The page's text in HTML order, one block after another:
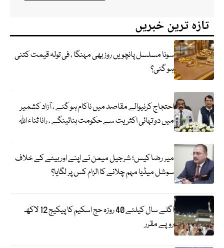
تازہ ترین خبریں
سونا مسلسل پانچویں روز بھی مہنگا ، فی تولہ قیمت کتنی
ہو گئی؟
احتجاج کرنیوالے مقاصد میں ناکام ہو گئے ، آزاد کشمیر
میں دو تہائی اکثریت سے حکومت بنائینگے ، رانا ثناء اللہ
میر رضا کیس؛ شرجیل میمن نے اپنے اور بیٹے کے خلاف
سوشل میڈیا مہم چلانے کا الزام کس پر لگایا؟
اگلے سال کیلئے 40 روزہ حج اسکیم کا پیکیج 12 لاکھ
روپے مقرر